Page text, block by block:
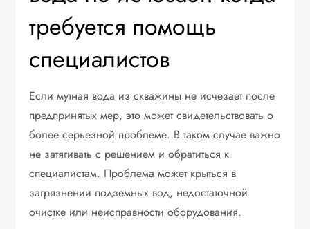
требуется помощь
специалистов
Если мутная вода из скважины не исчезает после
предпринятых мер, это может свидетельствовать о
более серьезной проблеме. В таком случае важно
не затягивать с решением и обратиться к
специалистам. Проблема может крыться в
загрязнении подземных вод, недостаточной
очистке или неисправности оборудования.